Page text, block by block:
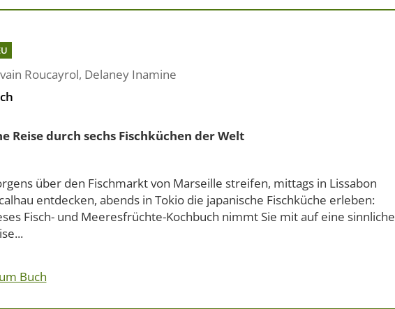
Roucayrol, Delaney Inamine
Reise durch sechs Fischküchen der Welt
über den Fischmarkt von Marseille streifen, mittags in Lissabon
entdecken, abends in Tokio die japanische Fischküche erleben:
Fisch- und Meeresfrüchte-Kochbuch nimmt Sie mit auf eine sinnliche
Buch